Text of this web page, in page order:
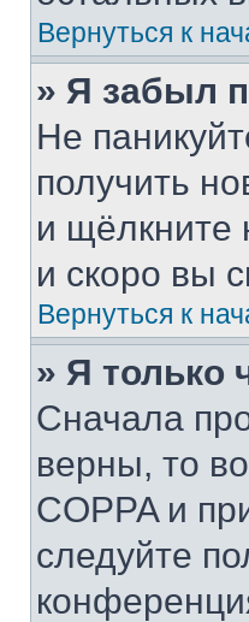
Вернуться к
» Я забыл
Не
получить
и щёлкните
и скоро вы
Вернуться к
» Я только
Сначала
верны, то
COPPA и
следуйте